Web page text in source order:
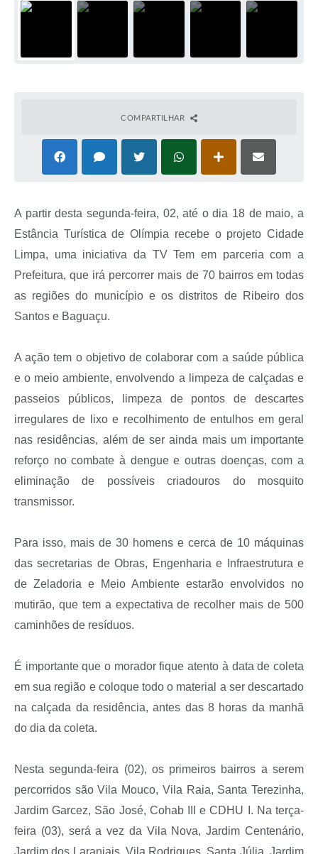
COMPARTILHAR
A partir desta segunda-feira, 02, até o dia 18 de maio, a
Estância Turística de Olímpia recebe o projeto Cidade
Limpa, uma iniciativa da TV Tem em parceria com a
Prefeitura, que irá percorrer mais de 70 bairros em todas
as regiões do município e os distritos de Ribeiro dos
Santos e Baguaçu.
A ação tem o objetivo de colaborar com a saúde pública
e o meio ambiente, envolvendo a limpeza de calçadas e
passeios públicos, limpeza de pontos de descartes
irregulares de lixo e recolhimento de entulhos em geral
nas residências, além de ser ainda mais um importante
reforço no combate à dengue e outras doenças, com a
eliminação de possíveis criadouros do mosquito
transmissor.
Para isso, mais de 30 homens e cerca de 10 máquinas
das secretarias de Obras, Engenharia e Infraestrutura e
de Zeladoria e Meio Ambiente estarão envolvidos no
mutirão, que tem a expectativa de recolher mais de 500
caminhões de resíduos.
É importante que o morador fique atento à data de coleta
em sua região e coloque todo o material a ser descartado
na calçada da residência, antes das 8 horas da manhã
do dia da coleta.
Nesta segunda-feira (02), os primeiros bairros a serem
percorridos são Vila Mouco, Vila Raia, Santa Terezinha,
Jardim Garcez, São José, Cohab III e CDHU I. Na terça-
feira (03), será a vez da Vila Nova, Jardim Centenário,
Jardim dos Laranjais, Vila Rodrigues, Santa Júlia, Jardim